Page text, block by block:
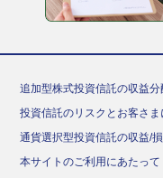
追加型株式投資信託の収益
投資信託のリスクとお客さ
通貨選択型投資信託の収益/
本サイトのご利用にあたって